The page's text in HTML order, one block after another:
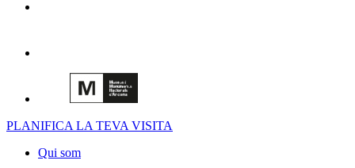
PLANIFICA LA TEVA VISITA
Qui som